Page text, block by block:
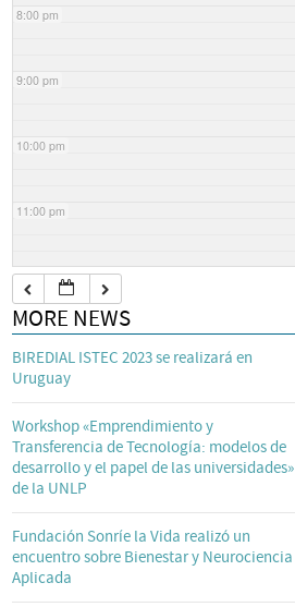
8:00 pm
9:00 pm
10:00 pm
11:00 pm
MORE NEWS
BIREDIAL ISTEC 2023 se realizará en
Uruguay
Workshop «Emprendimiento y
Transferencia de Tecnología: modelos de
desarrollo y el papel de las universidades»
de la UNLP
Fundación Sonríe la Vida realizó un
encuentro sobre Bienestar y Neurociencia
Aplicada